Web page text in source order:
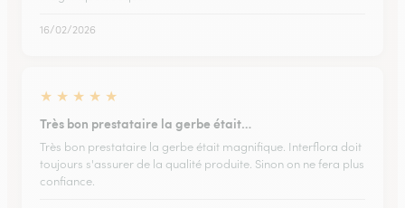
16/02/2026
★ ★ ★ ★ ★
Très bon prestataire la gerbe était…
Très bon prestataire la gerbe était magnifique. Interflora doit
toujours s'assurer de la qualité produite. Sinon on ne fera plus
confiance.